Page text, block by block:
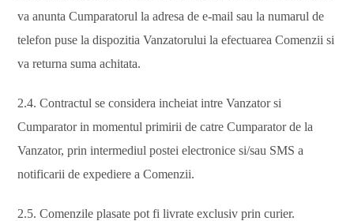
va anunta Cumparatorul la adresa de e-mail sau la numarul de
telefon puse la dispozitia Vanzatorului la efectuarea Comenzii si
va returna suma achitata.
2.4. Contractul se considera incheiat intre Vanzator si
Cumparator in momentul primirii de catre Cumparator de la
Vanzator, prin intermediul postei electronice si/sau SMS a
notificarii de expediere a Comenzii.
2.5. Comenzile plasate pot fi livrate exclusiv prin curier.